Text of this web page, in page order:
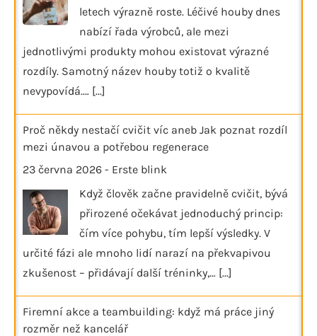
letech výrazně roste. Léčivé houby dnes
nabízí řada výrobců, ale mezi
jednotlivými produkty mohou existovat výrazné
rozdíly. Samotný název houby totiž o kvalitě
nevypovídá.… [...]
Proč někdy nestačí cvičit víc aneb Jak poznat rozdíl
mezi únavou a potřebou regenerace
23 června 2026 - Erste blink
Když člověk začne pravidelně cvičit, bývá
přirozené očekávat jednoduchý princip:
čím více pohybu, tím lepší výsledky. V
určité fázi ale mnoho lidí narazí na překvapivou
zkušenost – přidávají další tréninky,… [...]
Firemní akce a teambuilding: když má práce jiný
rozměr než kancelář